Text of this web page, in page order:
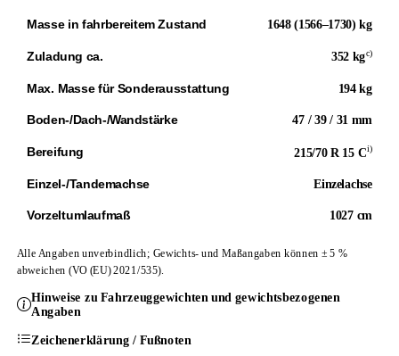
Masse in fahrbereitem Zustand 1648 (1566–1730) kg
Zuladung ca. 352 kgc)
Max. Masse für Sonderausstattung 194 kg
Boden-/Dach-/Wandstärke 47 / 39 / 31 mm
Bereifung 215/70 R 15 Ci)
Einzel-/Tandemachse Einzelachse
Vorzeltumlaufmaß 1027 cm
Alle Angaben unverbindlich; Gewichts- und Maßangaben können ± 5 %
abweichen (VO (EU) 2021/535).
Hinweise zu Fahrzeuggewichten und gewichtsbezogenen
Angaben
Zeichenerklärung / Fußnoten